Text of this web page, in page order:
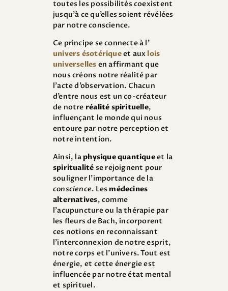
toutes les possibilités coexistent
jusqu’à ce qu’elles soient révélées
par notre conscience.
Ce principe se connecte à l’
univers ésotériqueet aux lois
universelles en affirmant que
nous créons notre réalité par
l’acte d’observation. Chacun
d’entre nous est un co-créateur
de notre réalité spirituelle,
influençant le monde qui nous
entoure par notre perception et
notre intention.
Ainsi, la physique quantiqueet la
spiritualité se rejoignent pour
souligner l’importance de la
conscience. Les médecines
alternatives, comme
l’acupuncture ou la thérapie par
les fleurs de Bach, incorporent
ces notions en reconnaissant
l’interconnexion de notre esprit,
notre corps et l’univers. Tout est
énergie, et cette énergie est
influencée par notre état mental
et spirituel.